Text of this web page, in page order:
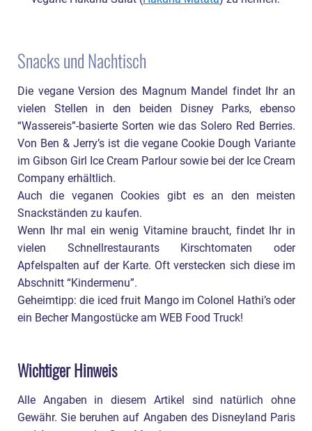
Snacks und Nachtisch
Die vegane Version des Magnum Mandel findet Ihr an
vielen Stellen in den beiden Disney Parks, ebenso
“Wassereis”-basierte Sorten wie das Solero Red Berries.
Von Ben & Jerry’s ist die vegane Cookie Dough Variante
im Gibson Girl Ice Cream Parlour sowie bei der Ice Cream
Company erhältlich.
Auch die veganen Cookies gibt es an den meisten
Snackständen zu kaufen.
Wenn Ihr mal ein wenig Vitamine braucht, findet Ihr in
vielen Schnellrestaurants Kirschtomaten oder
Apfelspalten auf der Karte. Oft verstecken sich diese im
Abschnitt “Kindermenu”.
Geheimtipp: die iced fruit Mango im Colonel Hathi’s oder
ein Becher Mangostücke am WEB Food Truck!
Wichtiger Hinweis
Alle Angaben in diesem Artikel sind natürlich ohne
Gewähr. Sie beruhen auf Angaben des Disneyland Paris